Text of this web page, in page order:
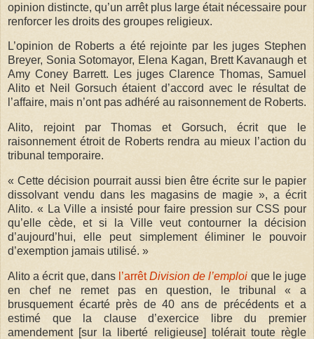
opinion distincte, qu’un arrêt plus large était nécessaire pour
renforcer les droits des groupes religieux.
L’opinion de Roberts a été rejointe par les juges Stephen
Breyer, Sonia Sotomayor, Elena Kagan, Brett Kavanaugh et
Amy Coney Barrett. Les juges Clarence Thomas, Samuel
Alito et Neil Gorsuch étaient d’accord avec le résultat de
l’affaire, mais n’ont pas adhéré au raisonnement de Roberts.
Alito, rejoint par Thomas et Gorsuch, écrit que le
raisonnement étroit de Roberts rendra au mieux l’action du
tribunal temporaire.
« Cette décision pourrait aussi bien être écrite sur le papier
dissolvant vendu dans les magasins de magie », a écrit
Alito. « La Ville a insisté pour faire pression sur CSS pour
qu’elle cède, et si la Ville veut contourner la décision
d’aujourd’hui, elle peut simplement éliminer le pouvoir
d’exemption jamais utilisé. »
Alito a écrit que, dans l’arrêtDivision de l’emploi que le juge
en chef ne remet pas en question, le tribunal « a
brusquement écarté près de 40 ans de précédents et a
estimé que la clause d’exercice libre du premier
amendement [sur la liberté religieuse] tolérait toute règle